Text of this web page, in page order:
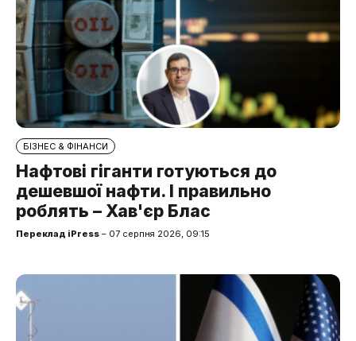
БІЗНЕС & ФІНАНСИ
Нафтові гіганти готуються до
дешевшої нафти. І правильно
роблять – Хав'єр Блас
Переклад iPress – 07 серпня 2026, 09:15